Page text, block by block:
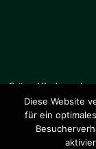
Grüne
freie grüne Theme
Angebot der
Diese Website
für ein